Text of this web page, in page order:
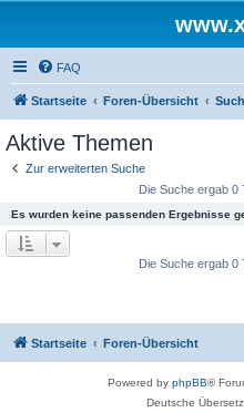
FAQ
Startseite Foren-Übersicht
Aktive Themen
Zur erweiterten Suche
Die Suche ergab 0
Es wurden keine passenden Ergebnisse
Die Suche ergab 0
Startseite Foren-Übersicht
Powered by phpBB®
Deutsche